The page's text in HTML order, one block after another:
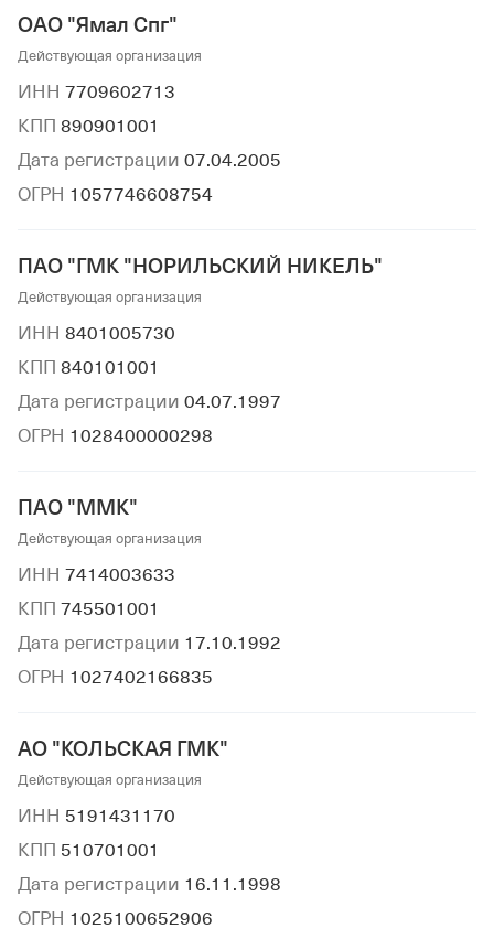
ОАО "Ямал Спг"
Действующая организация
ИНН 7709602713
КПП 890901001
Дата регистрации 07.04.2005
ОГРН 1057746608754
ПАО "ГМК "НОРИЛЬСКИЙ НИКЕЛЬ"
Действующая организация
ИНН 8401005730
КПП 840101001
Дата регистрации 04.07.1997
ОГРН 1028400000298
ПАО "ММК"
Действующая организация
ИНН 7414003633
КПП 745501001
Дата регистрации 17.10.1992
ОГРН 1027402166835
АО "КОЛЬСКАЯ ГМК"
Действующая организация
ИНН 5191431170
КПП 510701001
Дата регистрации 16.11.1998
ОГРН 1025100652906